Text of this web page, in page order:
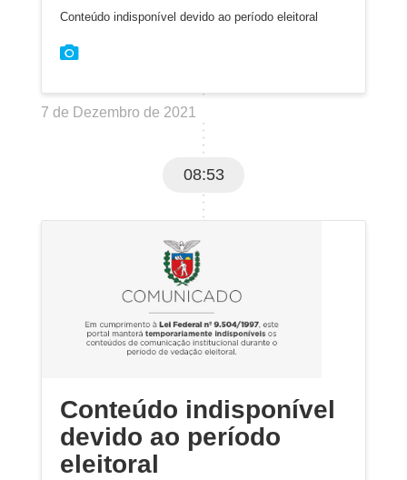
Conteúdo indisponível devido ao período eleitoral
7 de Dezembro de 2021
08:53
Conteúdo indisponível
devido ao período
eleitoral